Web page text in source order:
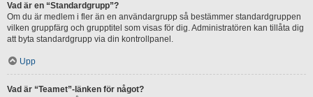
Vad är en “Standardgrupp”?
Om du är medlem i fler än en användargrupp så bestämmer standardgruppen
vilken gruppfärg och grupptitel som visas för dig. Administratören kan tillåta dig
att byta standardgrupp via din kontrollpanel.
Upp
Vad är “Teamet”-länken för något?